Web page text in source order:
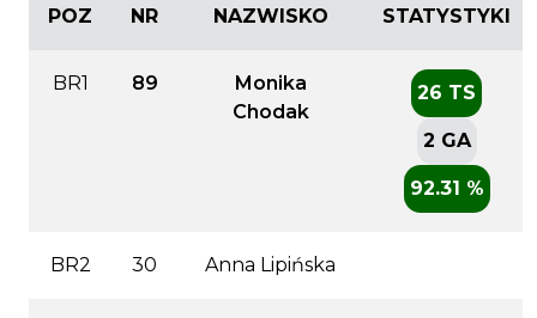
POZ NR
NAZWISKO
STATYSTYKI
BR1 89
Monika
Chodak
26 TS
2 GA
92.31 %
BR2 30 Anna Lipińska